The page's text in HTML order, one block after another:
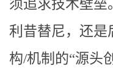
须追求技术壁垒
利昔替尼，还是
构/机制的“源头